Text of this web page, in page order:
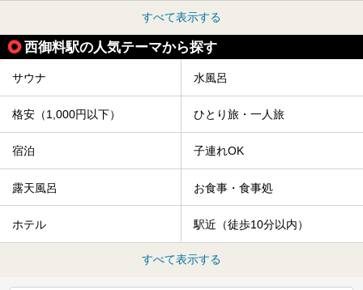
すべて表示する
西御料駅の人気テーマから探す
サウナ 水風呂
格安（1,000円以下） ひとり旅・一人旅
宿泊 子連れOK
露天風呂 お食事・食事処
ホテル 駅近（徒歩10分以内）
すべて表示する